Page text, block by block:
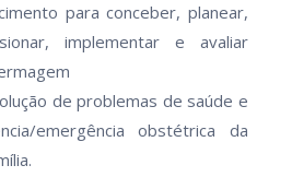
para conceber, planear,
implementar e avaliar
de problemas de saúde e
emergência obstétrica da